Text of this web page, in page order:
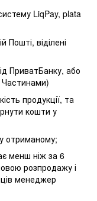
LiqPay, plata
віділені
ПриватБанку, або
)
продукції, та
кошти у
отриманому;
менш ніж за 6
розпродажу і
менеджер